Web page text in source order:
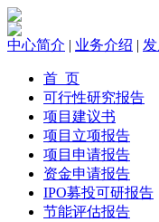
中心简介 | 业务介绍 |
首 页
可行性研究报告
项目建议书
项目立项报告
项目申请报告
资金申请报告
IPO募投可研报告
节能评估报告